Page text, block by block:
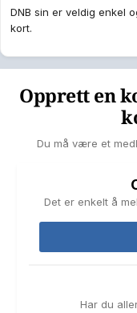
DNB sin er veldig enkel
kort.
Opprett en
Du må være et
Det er enkelt å
Har du